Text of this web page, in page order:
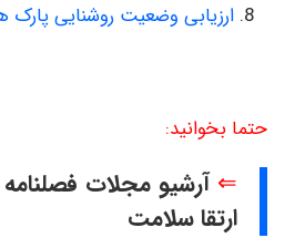
ارزیابی وضعیت روشنایی
حتما بخوانید:
⇐ آرشیو مجلات
ارتقا سلامت